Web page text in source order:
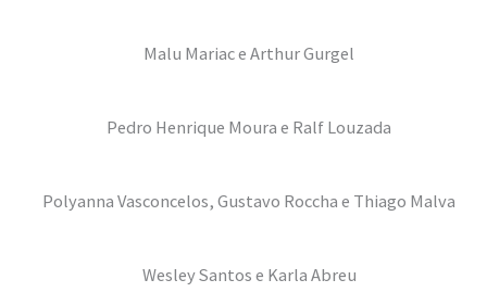
Malu Mariac e Arthur Gurgel
Pedro Henrique Moura e Ralf Louzada
Polyanna Vasconcelos, Gustavo Roccha e Thiago Malva
Wesley Santos e Karla Abreu